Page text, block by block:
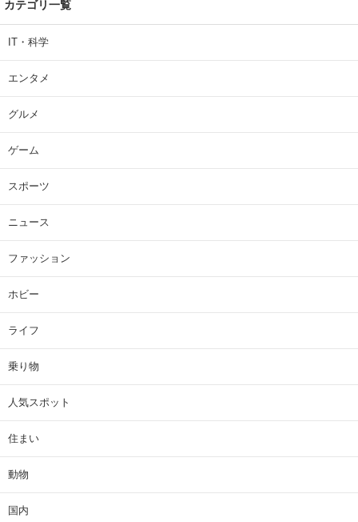
カテゴリ一覧
IT・科学
エンタメ
グルメ
ゲーム
スポーツ
ニュース
ファッション
ホビー
ライフ
乗り物
人気スポット
住まい
動物
国内